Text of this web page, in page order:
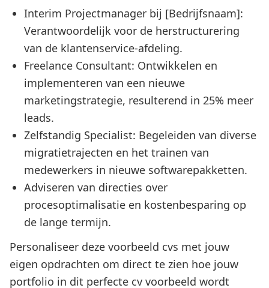
Interim Projectmanager bij [Bedrijfsnaam]:
Verantwoordelijk voor de herstructurering
van de klantenservice-afdeling.
Freelance Consultant: Ontwikkelen en
implementeren van een nieuwe
marketingstrategie, resulterend in 25% meer
leads.
Zelfstandig Specialist: Begeleiden van diverse
migratietrajecten en het trainen van
medewerkers in nieuwe softwarepakketten.
Adviseren van directies over
procesoptimalisatie en kostenbesparing op
de lange termijn.
Personaliseer deze voorbeeld cvs met jouw
eigen opdrachten om direct te zien hoe jouw
portfolio in dit perfecte cv voorbeeld wordt